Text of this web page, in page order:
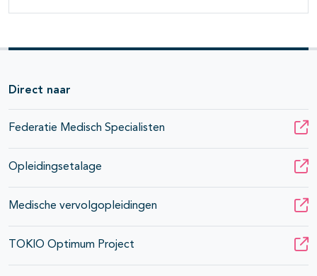
Direct naar
Federatie Medisch Specialisten
Opleidingsetalage
Medische vervolgopleidingen
TOKIO Optimum Project